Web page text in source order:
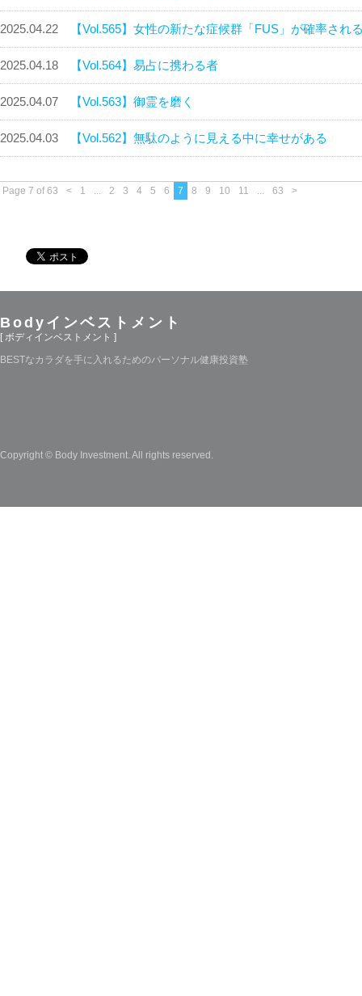
2025.04.22 【Vol.565】女性の新たな症候群「FUS」が確率され
2025.04.18 【Vol.564】易占に携わる者
2025.04.07 【Vol.563】御霊を磨く
2025.04.03 【Vol.562】無駄のように見える中に幸せがある
Page 7 of 63 < 1 ... 2 3 4 5 6 7 8 9 10 11 ... 63 >
Bodyインベストメント
[ ボディインベストメント ]
BESTなカラダを手に入れるためのパーソナル健康投資塾
Copyright © Body Investment. All rights reserved.